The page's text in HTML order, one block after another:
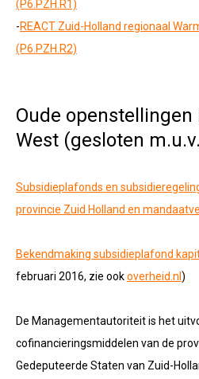
(P6.PZH.R1)
-REACT Zuid-Holland regionaal
(P6.PZH.R2)
Oude openstellingen
West (gesloten
Subsidieplafonds en
provincie Zuid Holland en
Bekendmaking subsidieplafond
februari 2016, zie ookoverheid.nl )
De Managementautoriteit is het
cofinancieringsmiddelen van de
Gedeputeerde Staten van Zuid-